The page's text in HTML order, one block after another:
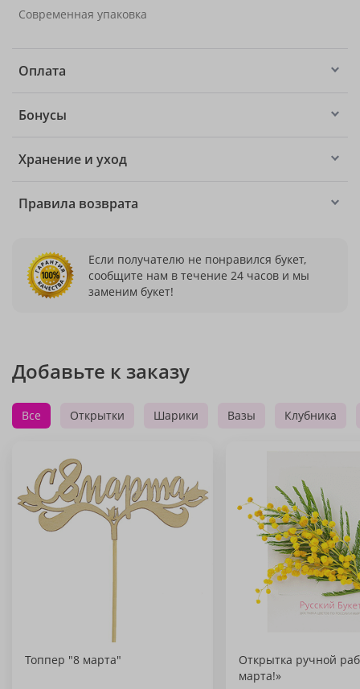
Современная упаковка
Оплата
Бонусы
Хранение и уход
Правила возврата
Если получателю не понравился букет,
сообщите нам в течение 24 часов и мы
заменим букет!
Добавьте к заказу
Все Открытки Шарики Вазы Клубника
Топпер "8 марта"
Открытка ручной
марта!»